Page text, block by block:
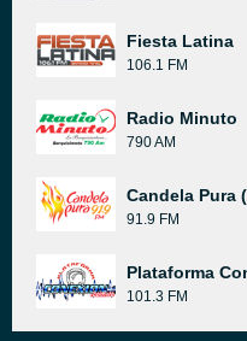
Fiesta Latina
106.1 FM
Radio Minuto
790 AM
Candela Pura
91.9 FM
Plataforma
101.3 FM